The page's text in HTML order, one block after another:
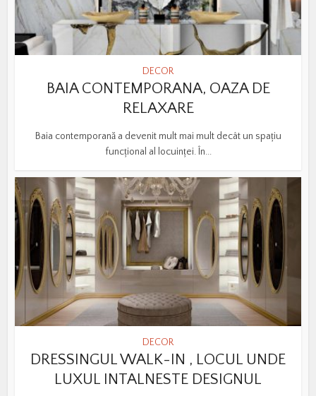
DECOR
BAIA CONTEMPORANA, OAZA DE
RELAXARE
Baia contemporană a devenit mult mai mult decât un spațiu
funcțional al locuinței. În...
DECOR
DRESSINGUL WALK-IN , LOCUL UNDE
LUXUL INTALNESTE DESIGNUL